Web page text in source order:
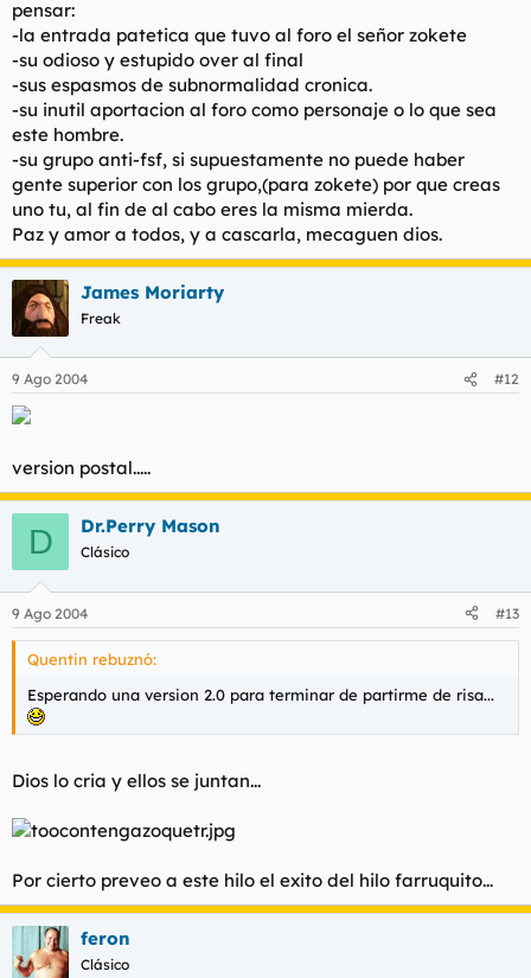
pensar:
-la entrada patetica que tuvo al foro el señor zokete
-su odioso y estupido over al final
-sus espasmos de subnormalidad cronica.
-su inutil aportacion al foro como personaje o lo que sea
este hombre.
-su grupo anti-fsf, si supuestamente no puede haber
gente superior con los grupo,(para zokete) por que creas
uno tu, al fin de al cabo eres la misma mierda.
Paz y amor a todos, y a cascarla, mecaguen dios.
James Moriarty
Freak
9 Ago 2004 #12
version postal.....
D Dr.Perry Mason
Clásico
9 Ago 2004 #13
Quentin rebuznó:
Esperando una version 2.0 para terminar de partirme de risa...
Dios lo cria y ellos se juntan...
Por cierto preveo a este hilo el exito del hilo farruquito...
feron
Clásico